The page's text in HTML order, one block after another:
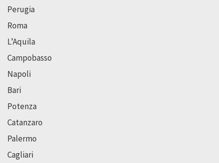
Perugia
Roma
L’Aquila
Campobasso
Napoli
Bari
Potenza
Catanzaro
Palermo
Cagliari